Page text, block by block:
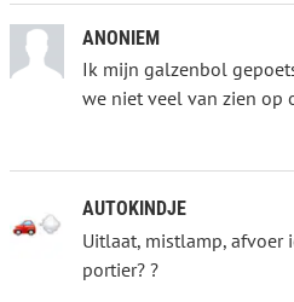
ANONIEM
Ik mijn galzenbol
we niet veel van zien op
AUTOKINDJE
Uitlaat, mistlamp, afvoer
portier? ?